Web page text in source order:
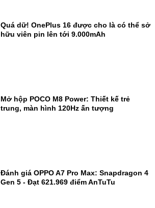
Quá dữ! OnePlus 16 được cho là có thể sở
hữu viên pin lên tới 9.000mAh
Mở hộp POCO M8 Power: Thiết kế trẻ
trung, màn hình 120Hz ấn tượng
Đánh giá OPPO A7 Pro Max: Snapdragon 4
Gen 5 - Đạt 621.969 điểm AnTuTu